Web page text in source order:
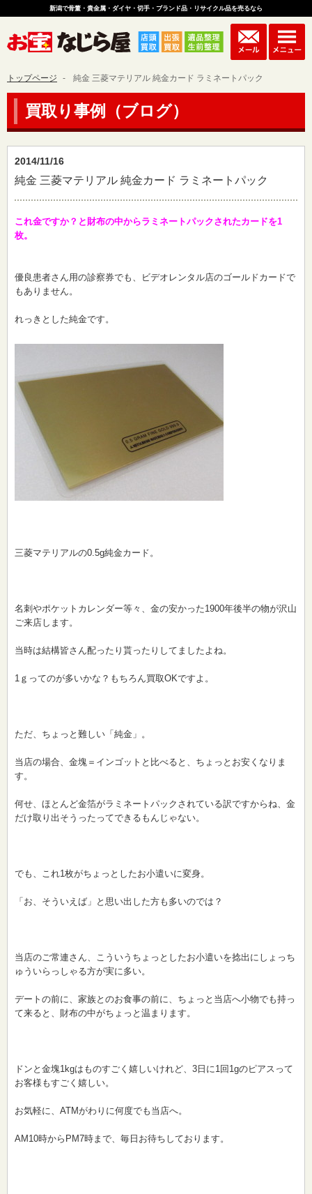
新潟で骨董・貴金属・ダイヤ・切手・ブランド品・リサイクル品を売るなら
トップページ 純金 三菱マテリアル 純金カード ラミネートパック
買取り事例（ブログ）
2014/11/16
純金 三菱マテリアル 純金カード ラミネートパック
これ金ですか？と財布の中からラミネートパックされたカードを1
枚。
優良患者さん用の診察券でも、ビデオレンタル店のゴールドカードで
もありません。
れっきとした純金です。
三菱マテリアルの0.5g純金カード。
名刺やポケットカレンダー等々、金の安かった1900年後半の物が沢山
ご来店します。
当時は結構皆さん配ったり貰ったりしてましたよね。
1ｇってのが多いかな？もちろん買取OKですよ。
ただ、ちょっと難しい「純金」。
当店の場合、金塊＝インゴットと比べると、ちょっとお安くなりま
す。
何せ、ほとんど金箔がラミネートパックされている訳ですからね、金
だけ取り出そうったってできるもんじゃない。
でも、これ1枚がちょっとしたお小遣いに変身。
「お、そういえば」と思い出した方も多いのでは？
当店のご常連さん、こういうちょっとしたお小遣いを捻出にしょっち
ゅういらっしゃる方が実に多い。
デートの前に、家族とのお食事の前に、ちょっと当店へ小物でも持っ
て来ると、財布の中がちょっと温まります。
ドンと金塊1kgはものすごく嬉しいけれど、3日に1回1gのピアスって
お客様もすごく嬉しい。
お気軽に、ATMがわりに何度でも当店へ。
AM10時からPM7時まで、毎日お待ちしております。